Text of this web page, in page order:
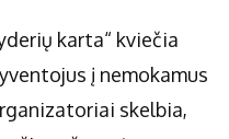
karta“ kviečia
į nemokamus
skelbia,